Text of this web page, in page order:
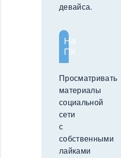
девайса.
На
ПК
Просматривать
материалы
социальной
сети
с
собственными
лайками